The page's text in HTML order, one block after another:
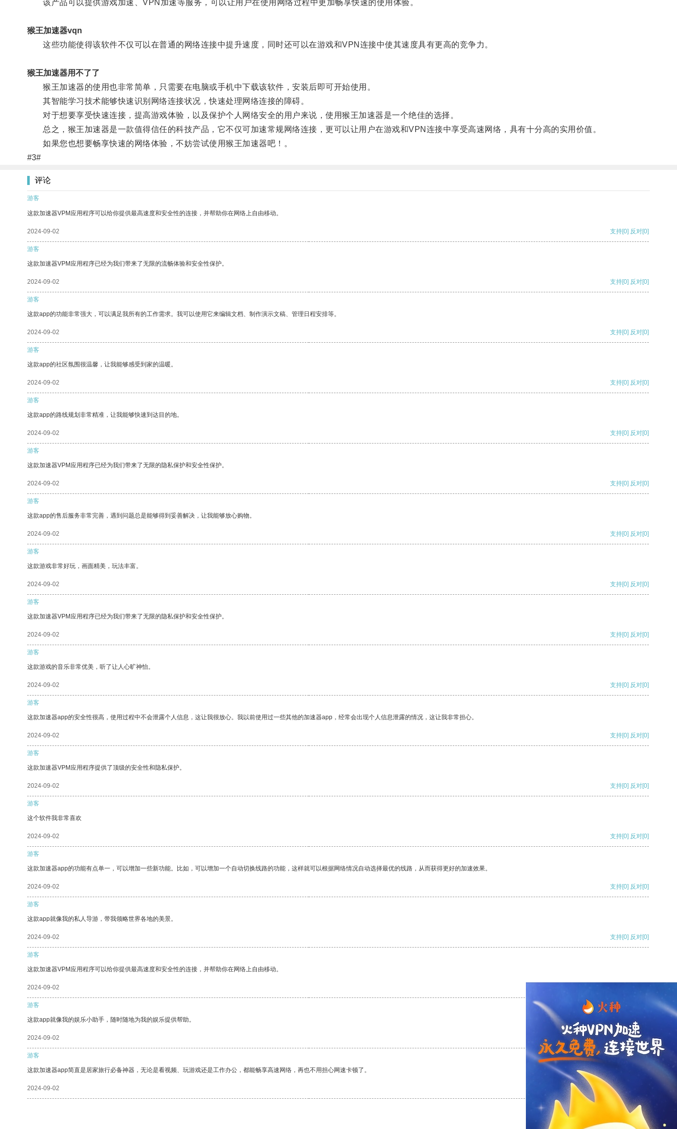
该产品可以提供游戏加速、VPN加速等服务，可以让用户在使用网络过程中更加畅享快速的使用体验。
猴王加速器vqn
这些功能使得该软件不仅可以在普通的网络连接中提升速度，同时还可以在游戏和VPN连接中使其速度具有更高的竞争力。
猴王加速器用不了了
猴王加速器的使用也非常简单，只需要在电脑或手机中下载该软件，安装后即可开始使用。
其智能学习技术能够快速识别网络连接状况，快速处理网络连接的障碍。
对于想要享受快速连接，提高游戏体验，以及保护个人网络安全的用户来说，使用猴王加速器是一个绝佳的选择。
总之，猴王加速器是一款值得信任的科技产品，它不仅可加速常规网络连接，更可以让用户在游戏和VPN连接中享受高速网络，具有十分高的实用价值。
如果您也想要畅享快速的网络体验，不妨尝试使用猴王加速器吧！。
#3#
评论
游客
这款加速器VPM应用程序可以给你提供最高速度和安全性的连接，并帮助你在网络上自由移动。
2024-09-02 支持[0] 反对[0]
游客
这款加速器VPM应用程序已经为我们带来了无限的流畅体验和安全性保护。
2024-09-02 支持[0] 反对[0]
游客
这款app的功能非常强大，可以满足我所有的工作需求。我可以使用它来编辑文档、制作演示文稿、管理日程安排等。
2024-09-02 支持[0] 反对[0]
游客
这款app的社区氛围很温馨，让我能够感受到家的温暖。
2024-09-02 支持[0] 反对[0]
游客
这款app的路线规划非常精准，让我能够快速到达目的地。
2024-09-02 支持[0] 反对[0]
游客
这款加速器VPM应用程序已经为我们带来了无限的隐私保护和安全性保护。
2024-09-02 支持[0] 反对[0]
游客
这款app的售后服务非常完善，遇到问题总是能够得到妥善解决，让我能够放心购物。
2024-09-02 支持[0] 反对[0]
游客
这款游戏非常好玩，画面精美，玩法丰富。
2024-09-02 支持[0] 反对[0]
游客
这款加速器VPM应用程序已经为我们带来了无限的隐私保护和安全性保护。
2024-09-02 支持[0] 反对[0]
游客
这款游戏的音乐非常优美，听了让人心旷神怡。
2024-09-02 支持[0] 反对[0]
游客
这款加速器app的安全性很高，使用过程中不会泄露个人信息，这让我很放心。我以前使用过一些其他的加速器app，经常会出现个人信息泄露的情况，这让我非常担心。
2024-09-02 支持[0] 反对[0]
游客
这款加速器VPM应用程序提供了顶级的安全性和隐私保护。
2024-09-02 支持[0] 反对[0]
游客
这个软件我非常喜欢
2024-09-02 支持[0] 反对[0]
游客
这款加速器app的功能有点单一，可以增加一些新功能。比如，可以增加一个自动切换线路的功能，这样就可以根据网络情况自动选择最优的线路，从而获得更好的加速效果。
2024-09-02 支持[0] 反对[0]
游客
这款app就像我的私人导游，带我领略世界各地的美景。
2024-09-02 支持[0] 反对[0]
游客
这款加速器VPM应用程序可以给你提供最高速度和安全性的连接，并帮助你在网络上自由移动。
2024-09-02
游客
这款app就像我的娱乐小助手，随时随地为我的娱乐提供帮助。
2024-09-02 支持 [0] 反对 [0]
游客
这款加速器app简直是居家旅行必备神器，无论是看视频、玩游戏还是工作办公，都能畅享高速网络，再也不用担心网速卡顿了。
2024-09-02 支持